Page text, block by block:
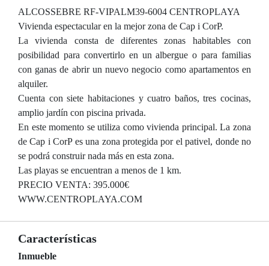
ALCOSSEBRE RF-VIPALM39-6004 CENTROPLAYA
Vivienda espectacular en la mejor zona de Cap i CorP.
La vivienda consta de diferentes zonas habitables con
posibilidad para convertirlo en un albergue o para familias
con ganas de abrir un nuevo negocio como apartamentos en
alquiler.
Cuenta con siete habitaciones y cuatro baños, tres cocinas,
amplio jardín con piscina privada.
En este momento se utiliza como vivienda principal. La zona
de Cap i CorP es una zona protegida por el pativel, donde no
se podrá construir nada más en esta zona.
Las playas se encuentran a menos de 1 km.
PRECIO VENTA: 395.000€
WWW.CENTROPLAYA.COM
Características
Inmueble